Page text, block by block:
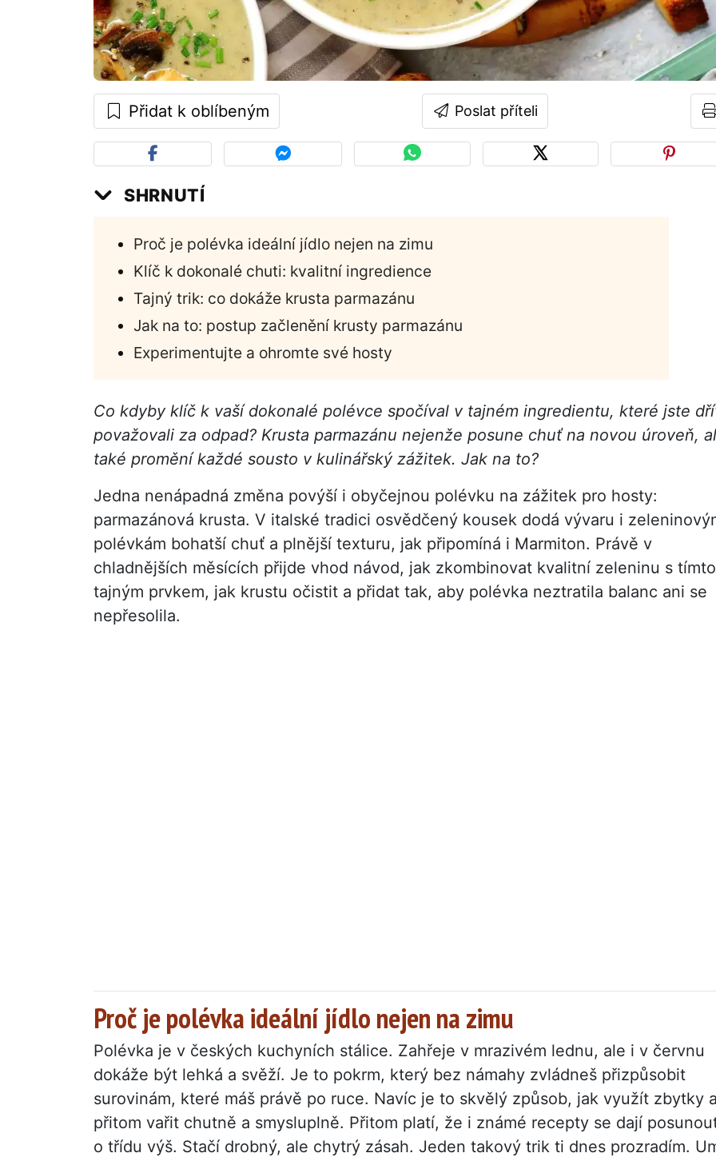
Přidat k oblíbeným Poslat příteli
SHRNUTÍ
Proč je polévka ideální jídlo nejen na zimu
Klíč k dokonalé chuti: kvalitní ingredience
Tajný trik: co dokáže krusta parmazánu
Jak na to: postup začlenění krusty parmazánu
Experimentujte a ohromte své hosty
Co kdyby klíč k vaší dokonalé polévce spočíval v tajném ingredientu, které jste
považovali za odpad? Krusta parmazánu nejenže posune chuť na novou úroveň,
také promění každé sousto v kulinářský zážitek. Jak na to?
Jedna nenápadná změna povýší i obyčejnou polévku na zážitek pro hosty:
parmazánová krusta. V italské tradici osvědčený kousek dodá vývaru i
polévkám bohatší chuť a plnější texturu, jak připomíná i Marmiton. Právě v
chladnějších měsících přijde vhod návod, jak zkombinovat kvalitní zeleninu s tímto
tajným prvkem, jak krustu očistit a přidat tak, aby polévka neztratila balanc ani se
nepřesolila.
Proč je polévka ideální jídlo nejen na zimu
Polévka je v českých kuchyních stálice. Zahřeje v mrazivém lednu, ale i v červnu
dokáže být lehká a svěží. Je to pokrm, který bez námahy zvládneš přizpůsobit
surovinám, které máš právě po ruce. Navíc je to skvělý způsob, jak využít zbytky a
přitom vařit chutně a smysluplně. Přitom platí, že i známé recepty se dají
o třídu výš. Stačí drobný, ale chytrý zásah. Jeden takový trik ti dnes prozradím.